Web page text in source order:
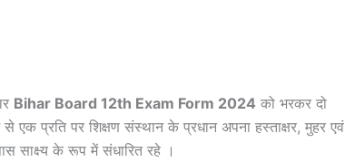
Bihar Board 12th Exam Form 2024 को भरकर दो
प्रति पर शिक्षण संस्थान के प्रधान अपना हस्ताक्षर, मुहर एवं
साक्ष्य के रूप में संधारित रहे ।